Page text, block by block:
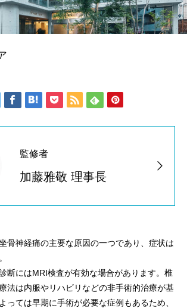
監修者
加藤雅敬 理事長
骨神経痛の主要な原因の一つであり、症状は
断にはMRI検査が有効な場合があります。椎
法は内服やリハビリなどの非手術的治療が基
っては早期に手術が必要な症例もあるため、